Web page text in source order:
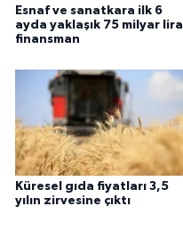
Esnaf ve sanatkara ilk 6
ayda yaklaşık 75 milyar lira
finansman
Küresel gıda fiyatları 3,5
yılın zirvesine çıktı